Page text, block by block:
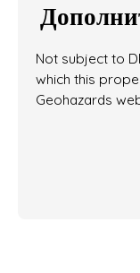
Not subject to
which this
Geohazards